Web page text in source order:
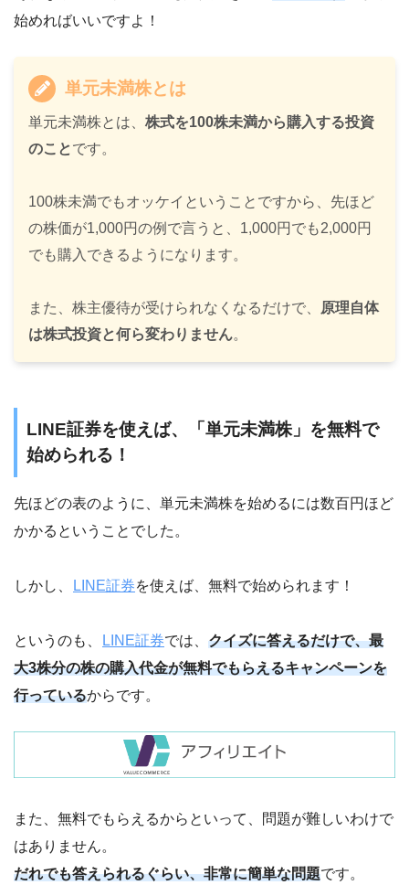
始めればいいですよ！
単元未満株とは
単元未満株とは、 株式を100株未満から購入する投資
のことです。
100株未満でもオッケイということですから、先ほど
の株価が1,000円の例で言うと、1,000円でも2,000円
でも購入できるようになります。
また、株主優待が受けられなくなるだけで、
原理自体
は株式投資と何ら変わりません。
LINE証券を使えば、「単元未満株」を無料で
始められる！
先ほどの表のように、単元未満株を始めるには数百円ほど
かかるということでした。
しかし、 LINE証券を使えば、無料で始められます！
というのも、 LINE証券では、 クイズに答えるだけで、最
大3株分の株の購入代金が無料でもらえるキャンペーンを
行っているからです。
また、無料でもらえるからといって、問題が難しいわけで
はありません。
だれでも答えられるぐらい、非常に簡単な問題です。